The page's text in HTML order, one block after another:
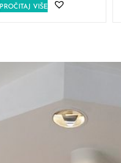
PROČITAJ VIŠE